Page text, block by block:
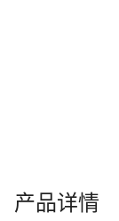
产品详情